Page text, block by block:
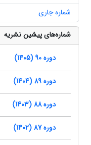
شماره جاری
شماره‌های پیشین نشریه
دوره 90 (1405)
دوره 89 (1404)
دوره 88 (1403)
دوره 87 (1402)